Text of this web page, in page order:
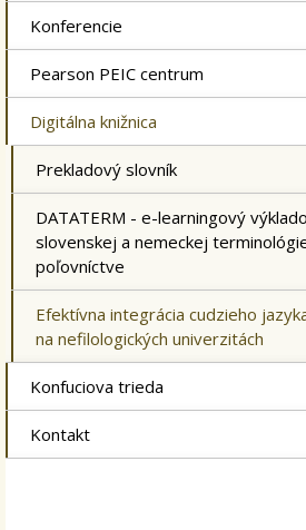
Konferencie
Pearson PEIC centrum
Digitálna knižnica
Prekladový slovník
DATATERM - e-learningový
slovenskej a nemeckej
poľovníctve
Efektívna integrácia cudzieho
na nefilologických univerzitách
Konfuciova trieda
Kontakt